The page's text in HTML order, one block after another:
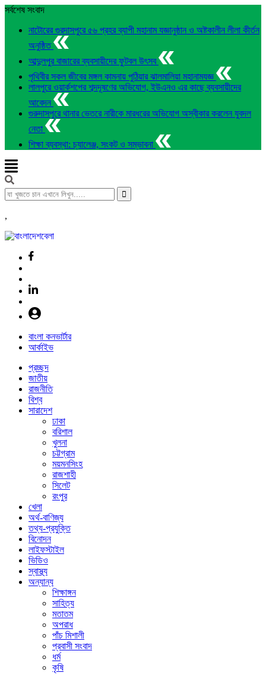
সর্বশেষ সংবাদ
নাটোরের গুরদাসপুরে ৫৬ প্রহর ব্যাপী মহানাম যজ্ঞানুষ্ঠান ও অষ্টকালীন লীলা কীর্তন
অনুষ্ঠিত
আব্দুলপুর বাজারের ব্যবসায়ীদের ফুটবল উৎসব
পৃথিবীর সকল জীবের মঙ্গল কামনায় পুঠিয়ার ঝালমালিয়া মহানামযজ্ঞ
লালপুরে ওয়ার্কশপের শব্দদূষণের অভিযোগ, ইউএনও এর কাছে ব্যবসায়ীদের
আবেদন
গুরুদাসপুরে থানার ভেতরে নারীকে মারধরের অভিযোগ অস্বীকার করলেন যুবদল
নেতা
শিক্ষা ব্যবস্থা: চ্যালেঞ্জ, সংকট ও সম্ভাবনা
,
বাংলা কনভার্টার
আর্কাইভ
প্রচ্ছদ
জাতীয়
রাজনীতি
বিশ্ব
সারাদেশ
ঢাকা
বরিশাল
খুলনা
চট্টগ্রাম
ময়মনসিংহ
রাজশাহী
সিলেট
রংপুর
খেলা
অর্থ-বাণিজ্য
তথ্য-প্রযুক্তি
বিনোদন
লাইফস্টাইল
ভিডিও
স্বাস্থ্য
অন্যান্য
শিক্ষাঙ্গন
সাহিত্য
মতাতম
অপরাধ
পাঁচ মিশালী
প্রবাসী সংবাদ
ধর্ম
কৃষি